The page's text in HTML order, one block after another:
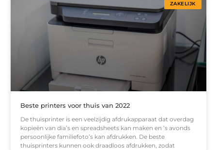
ZAKELIJK
Beste printers voor thuis van 2022
De thuisprinter is een veelzijdig afdrukapparaat dat overdag
kopieën van dia’s en spreadsheets kan maken en ’s avonds
persoonlijke familiefoto’s kan afdrukken. De beste
thuisprinters kunnen ook draadloos afdrukken, zodat